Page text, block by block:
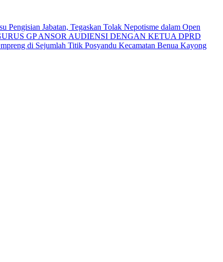
Jabatan, Tegaskan Tolak Nepotisme dalam Open
GP ANSOR AUDIENSI DENGAN KETUA DPRD
di Sejumlah Titik Posyandu Kecamatan Benua Kayong